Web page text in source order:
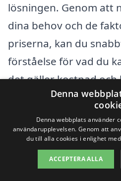
lösningen. Genom att
dina behov och de
priserna, kan du
förståelse för vad du
det gäller kostnad och
gräsklippning i
Få 3 erbjudanden,
förpliktelser
Denna
Denna webbplats använder
användarupplevelsen. Genom att
du till alla cookies i enlighet
ACCEPTERA ALLA